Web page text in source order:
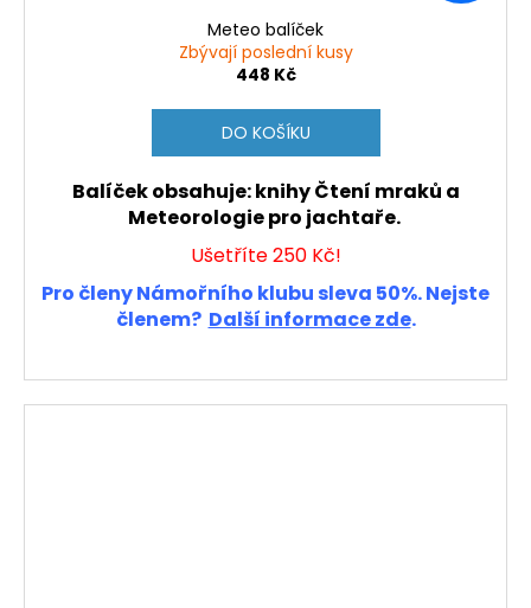
Meteo balíček
Zbývají poslední kusy
448 Kč
DO KOŠÍKU
Balíček obsahuje: knihy Čtení mraků a
Meteorologie pro jachtaře.
Ušetříte 250 Kč!
Pro členy Námořního klubu sleva 50%. Nejste
členem? Další informace zde.